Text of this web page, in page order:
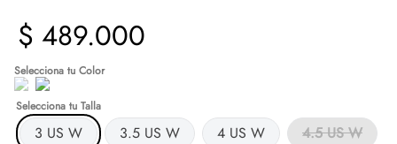
$ 489.000
Talla
3 US W 3.5 US W 4 US W
4.5 US W